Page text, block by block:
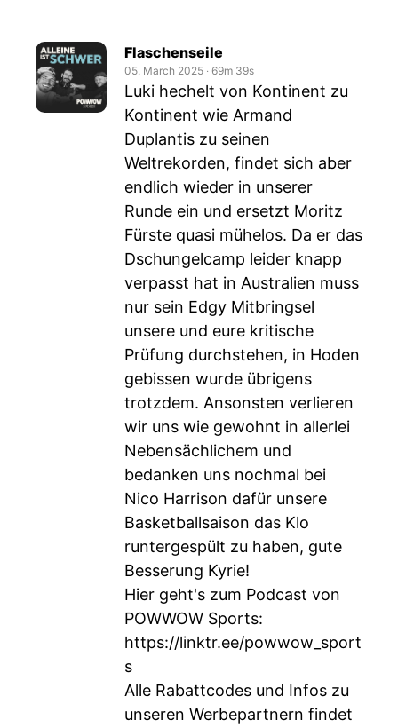
Flaschenseile
05. March 2025 ‧ 69m 39s
Luki hechelt von Kontinent zu
Kontinent wie Armand
Duplantis zu seinen
Weltrekorden, findet sich aber
endlich wieder in unserer
Runde ein und ersetzt Moritz
Fürste quasi mühelos. Da er das
Dschungelcamp leider knapp
verpasst hat in Australien muss
nur sein Edgy Mitbringsel
unsere und eure kritische
Prüfung durchstehen, in Hoden
gebissen wurde übrigens
trotzdem. Ansonsten verlieren
wir uns wie gewohnt in allerlei
Nebensächlichem und
bedanken uns nochmal bei
Nico Harrison dafür unsere
Basketballsaison das Klo
runtergespült zu haben, gute
Besserung Kyrie!
Hier geht's zum Podcast von
POWWOW Sports:
https://linktr.ee/powwow_sport
s
Alle Rabattcodes und Infos zu
unseren Werbepartnern findet